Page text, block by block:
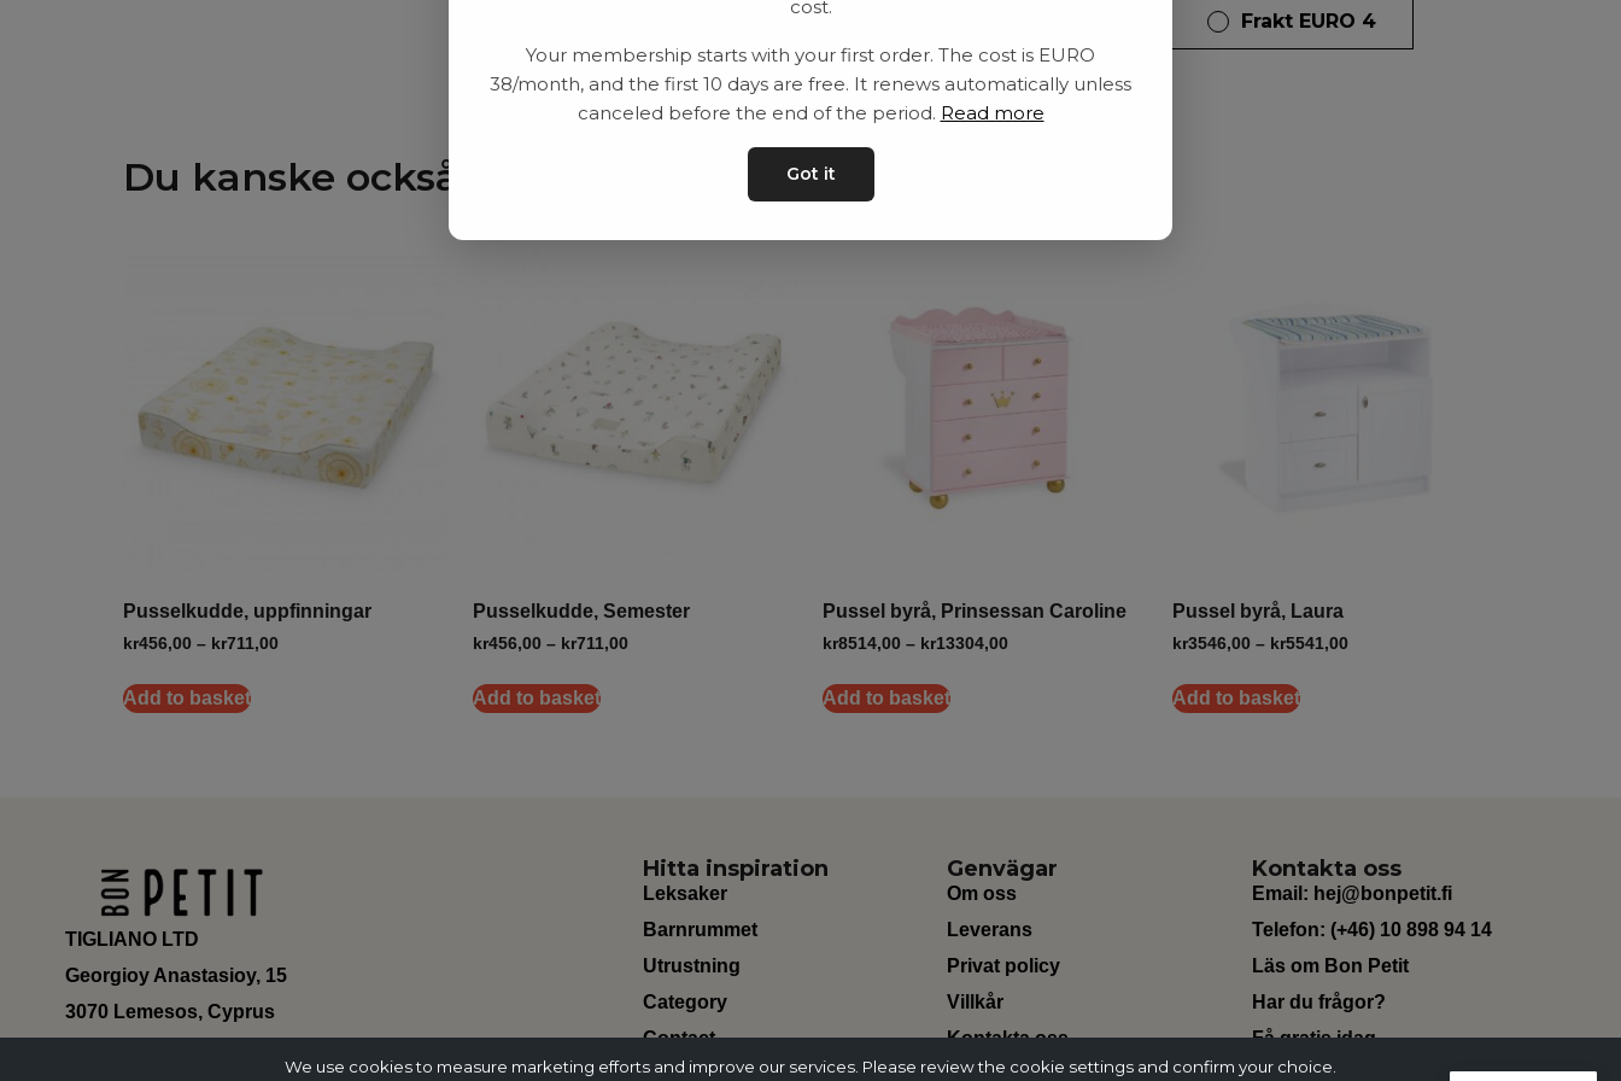
Frakt EURO 4
Du kanske också gillar
Pusselkudde, uppfinningar
kr456,00 – kr711,00
Add to basket
Pusselkudde, Semester
kr456,00 – kr711,00
Add to basket
Pussel byrå, Prinsessan Caroline
kr8514,00 – kr13304,00
Add to basket
Pussel byrå, Laura
kr3546,00 – kr5541,00
Add to basket
TIGLIANO LTD
Georgioy Anastasioy, 15
3070 Lemesos, Cyprus
Hitta inspiration
Leksaker
Barnrummet
Utrustning
Category
Contact
Genvägar
Om oss
Leverans
Privat policy
Villkår
Kontakta oss
Kontakta oss
Email: hej@bonpetit.fi
Telefon: (+46) 10 898 94 14
Läs om Bon Petit
Har du frågor?
Få gratis idag
Change Currency
cost.
Your membership starts with your first order. The cost is EURO
38/month, and the first 10 days are free. It renews automatically unless
canceled before the end of the period. Read more
Got it
We use cookies to measure marketing efforts and improve our services. Please review the cookie settings and confirm your choice.